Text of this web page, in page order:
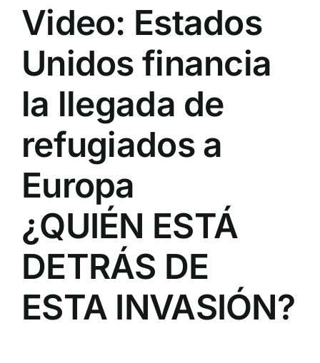
Video: Estados
Unidos financia
la llegada de
refugiados a
Europa
¿QUIÉN ESTÁ
DETRÁS DE
ESTA INVASIÓN?